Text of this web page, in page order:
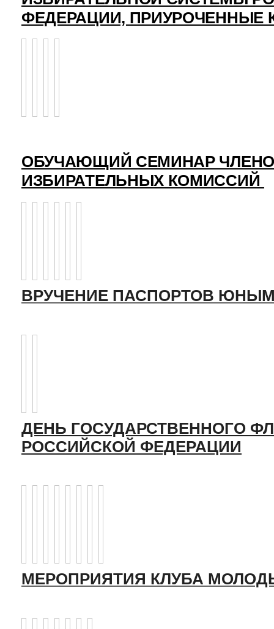
ФЕДЕРАЦИИ, ПРИУРОЧЕННЫЕ
ОБУЧАЮЩИЙ СЕМИНАР
ИЗБИРАТЕЛЬНЫХ КОМИССИЙ
ВРУЧЕНИЕ ПАСПОРТОВ
ДЕНЬ ГОСУДАРСТВЕННОГО
РОССИЙСКОЙ ФЕДЕРАЦИИ
МЕРОПРИЯТИЯ КЛУБА